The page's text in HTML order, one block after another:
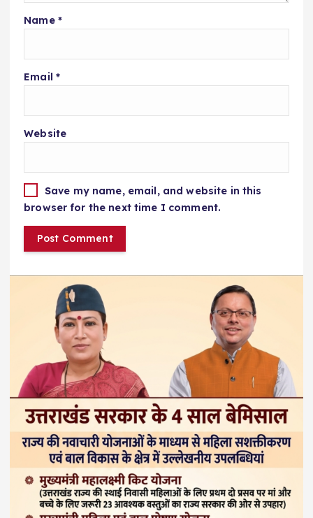
Name *
Email *
Website
Save my name, email, and website in this
browser for the next time I comment.